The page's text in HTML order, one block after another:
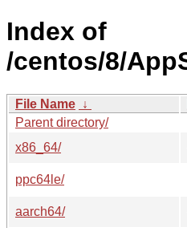
Index of
/centos/8/
File Name ↓
Parent directory/
x86_64/
ppc64le/
aarch64/